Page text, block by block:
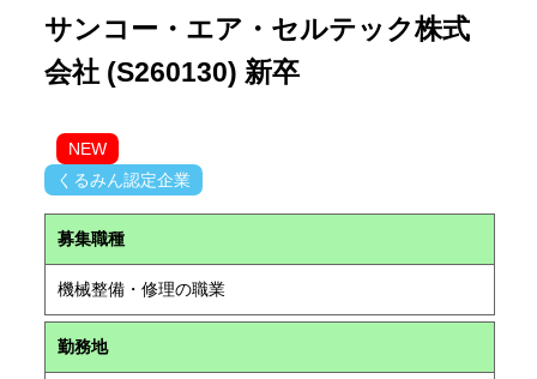
サンコー・エア・セルテック株式
会社 (S260130) 新卒
NEW
くるみん認定企業
募集職種
機械整備・修理の職業
勤務地